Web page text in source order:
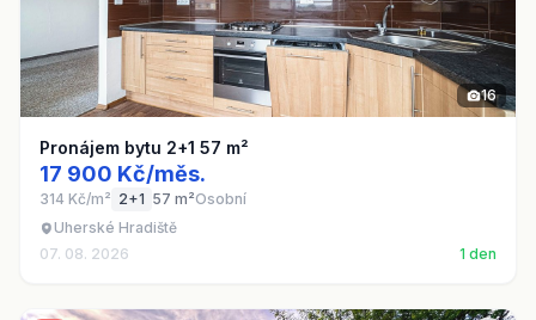
16
Pronájem bytu 2+1 57 m²
17 900 Kč/měs.
314 Kč/m² 2+1 57 m²Osobní
Uherské Hradiště
07. 08. 2026
1 den